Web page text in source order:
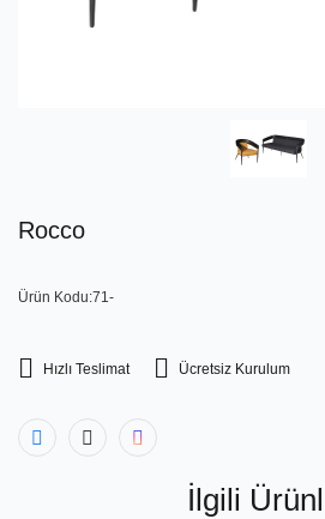
Rocco
Ürün Kodu:71-
Hızlı Teslimat Ücretsiz Kurulum
İlgili